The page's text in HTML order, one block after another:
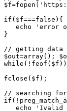
$f=fopen('https://
if($f===false){
echo 'error
}
// getting data
$out=array();
fclose($f);
// searching
echo 'Ivalid